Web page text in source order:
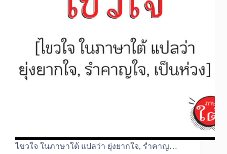
ไขวใจ ในภาษาใต้ แปลว่า ยุ่งยากใจ, รำคาญ…